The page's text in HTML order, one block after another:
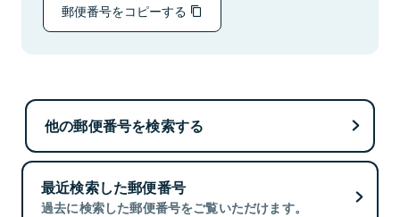
郵便番号をコピーする
他の郵便番号を検索する
最近検索した郵便番号
過去に検索した郵便番号をご覧いただけます。